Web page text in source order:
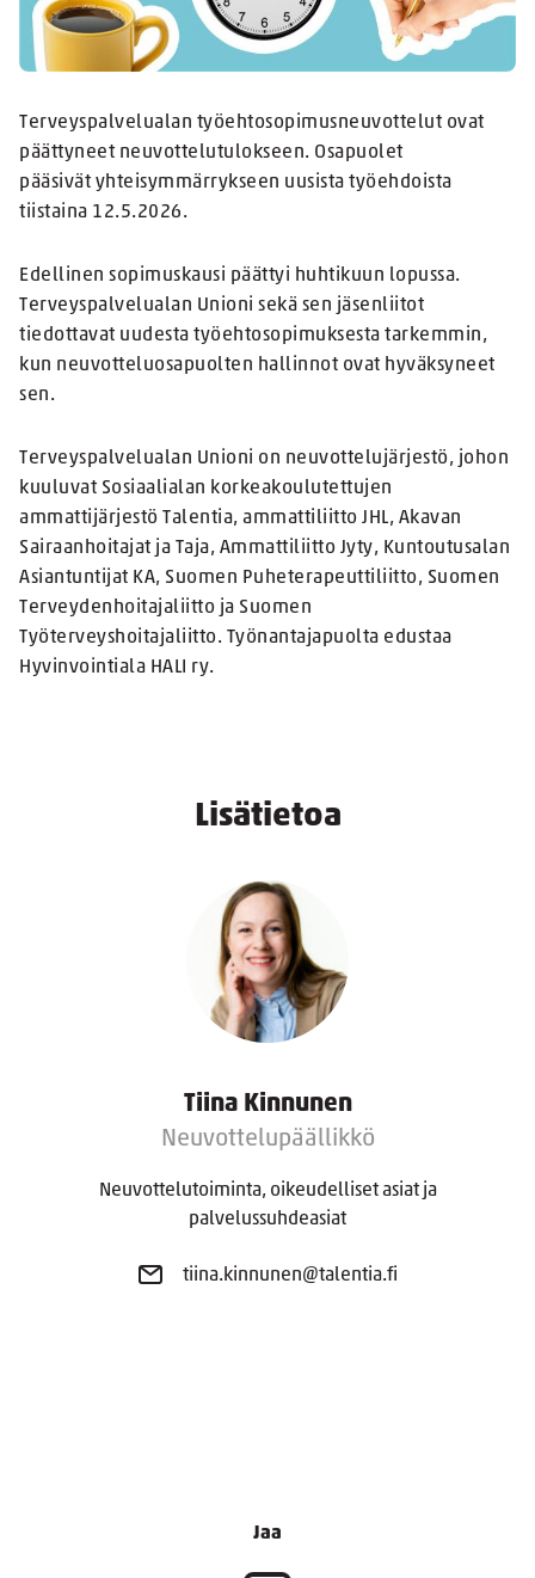
Terveyspalvelualan työehtosopimusneuvottelut ovat
päättyneet neuvottelutulokseen. Osapuolet
pääsivät yhteisymmärrykseen uusista työehdoista
tiistaina 12.5.2026.
Edellinen sopimuskausi päättyi huhtikuun lopussa.
Terveyspalvelualan Unioni sekä sen jäsenliitot
tiedottavat uudesta työehtosopimuksesta tarkemmin,
kun neuvotteluosapuolten hallinnot ovat hyväksyneet
sen.
Terveyspalvelualan Unioni on neuvottelujärjestö, johon
kuuluvat Sosiaalialan korkeakoulutettujen
ammattijärjestö Talentia, ammattiliitto JHL, Akavan
Sairaanhoitajat ja Taja, Ammattiliitto Jyty, Kuntoutusalan
Asiantuntijat KA, Suomen Puheterapeuttiliitto, Suomen
Terveydenhoitajaliitto ja Suomen
Työterveyshoitajaliitto. Työnantajapuolta edustaa
Hyvinvointiala HALI ry.
Lisätietoa
Tiina Kinnunen
Neuvottelupäällikkö
Neuvottelutoiminta, oikeudelliset asiat ja
palvelussuhdeasiat
tiina.kinnunen@talentia.fi
Jaa